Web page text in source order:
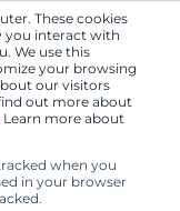
These cookies
you interact with
We use this
your browsing
our visitors
out more about
Learn more about
when you
in your browser